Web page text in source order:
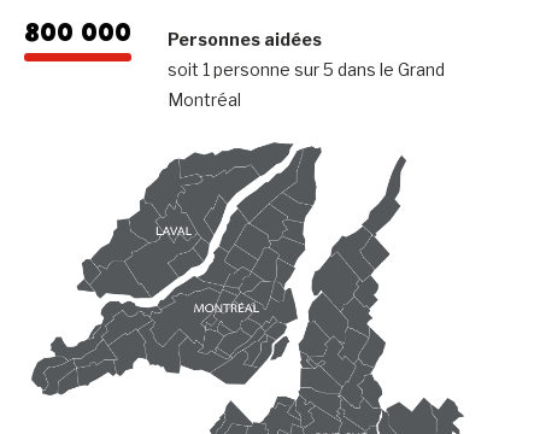
800 000
Personnes aidées
soit 1 personne sur 5 dans le Grand
Montréal